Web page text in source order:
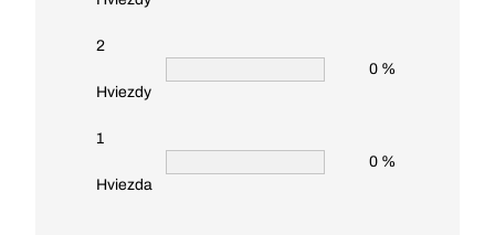
2
Hviezdy
0 %
1
Hviezda
0 %